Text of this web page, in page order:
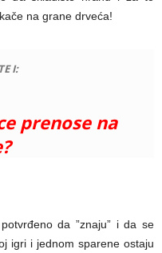
na grane drveća!
I:
prenose na
da ”znaju” i da se
igri i jednom sparene ostaju